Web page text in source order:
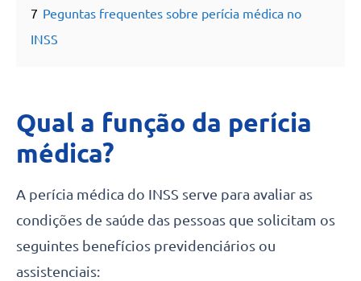
7 Peguntas frequentes sobre perícia médica no
INSS
Qual a função da perícia
médica?
A perícia médica do INSS serve para avaliar as
condições de saúde das pessoas que solicitam os
seguintes benefícios previdenciários ou
assistenciais: